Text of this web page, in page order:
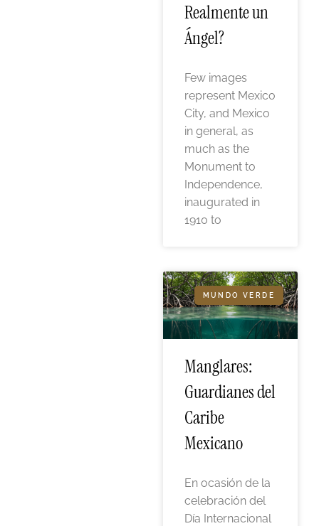
Realmente un
Ángel?
Few images
represent Mexico
City, and Mexico
in general, as
much as the
Monument to
Independence,
inaugurated in
1910 to
MUNDO VERDE
Manglares:
Guardianes del
Caribe
Mexicano
En ocasión de la
celebración del
Día Internacional